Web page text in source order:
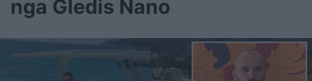
nga Gledis Nano